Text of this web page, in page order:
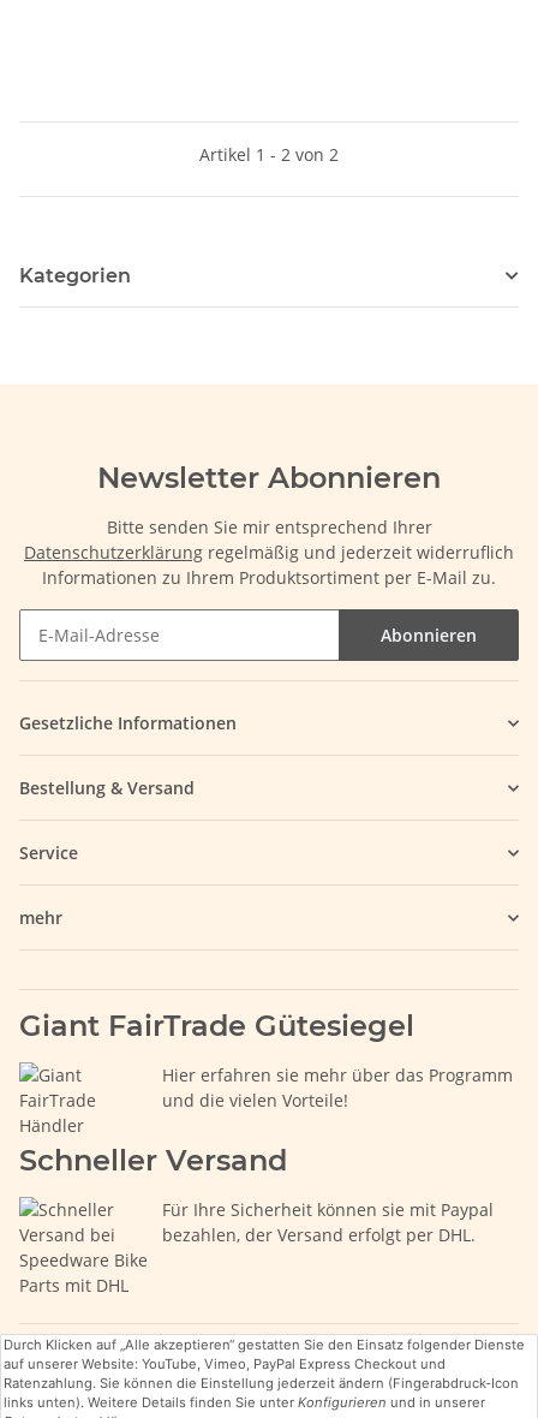
Artikel 1 - 2 von 2
Kategorien
Newsletter Abonnieren
Bitte senden Sie mir entsprechend Ihrer
Datenschutzerklärung regelmäßig und jederzeit widerruflich
Informationen zu Ihrem Produktsortiment per E-Mail zu.
Abonnieren
Gesetzliche Informationen
Bestellung & Versand
Service
mehr
Giant FairTrade Gütesiegel
Hier erfahren sie mehr über das Programm
und die vielen Vorteile!
Schneller Versand
Für Ihre Sicherheit können sie mit Paypal
bezahlen, der Versand erfolgt per DHL.
Durch Klicken auf „Alle akzeptieren“ gestatten Sie den Einsatz folgender Dienste
auf unserer Website: YouTube, Vimeo, PayPal Express Checkout und
Ratenzahlung. Sie können die Einstellung jederzeit ändern (Fingerabdruck-Icon
links unten). Weitere Details finden Sie unter Konfigurieren und in unserer